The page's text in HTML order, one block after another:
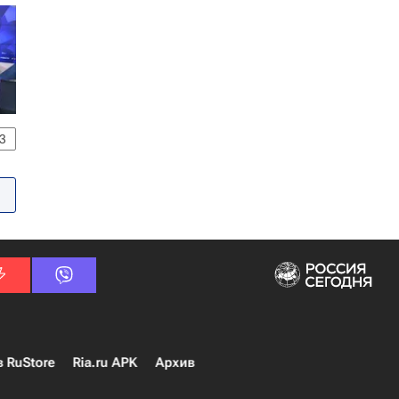
3
RuStore Ria.ru APK Архив